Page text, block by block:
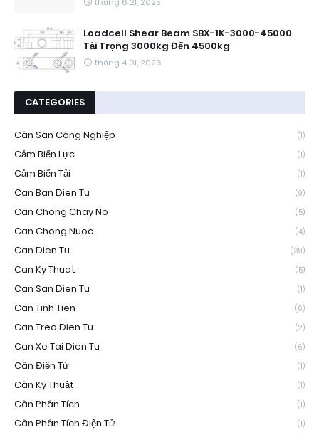
Loadcell Shear Beam SBX-1K-3000-45000
Tải Trọng 3000kg Đến 4500kg
tháng 4 01, 2026
CATEGORIES
Cân Sàn Công Nghiệp (1)
Cảm Biến Lực (1)
Cảm Biến Tải (1)
Can Ban Dien Tu (9)
Can Chong Chay No (5)
Can Chong Nuoc (4)
Can Dien Tu (39)
Can Ky Thuat (5)
Can San Dien Tu (1)
Can Tinh Tien (6)
Can Treo Dien Tu (2)
Can Xe Tai Dien Tu (6)
Cân Điện Tử (1)
Cân Kỹ Thuật (1)
Cân Phân Tích (1)
Cân Phân Tích Điện Tử (1)